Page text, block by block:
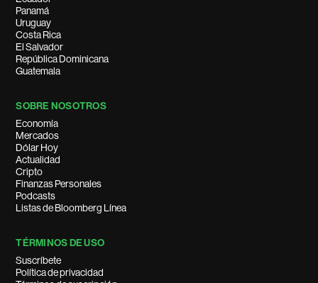
Panamá
Uruguay
Costa Rica
El Salvador
República Dominicana
Guatemala
SOBRE NOSOTROS
Economía
Mercados
Dólar Hoy
Actualidad
Cripto
Finanzas Personales
Podcasts
Listas de Bloomberg Línea
TÉRMINOS DE USO
Suscríbete
Política de privacidad